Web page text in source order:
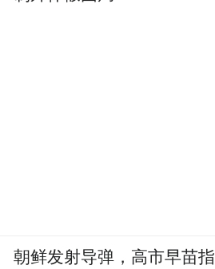
朝鲜发射导弹，高市早苗指